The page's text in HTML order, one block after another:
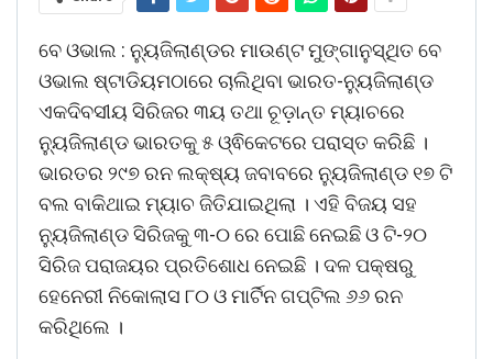
ବେ ଓଭାଲ : ନ୍ୟୁଜିଲାଣ୍ଡର ମାଉଣ୍ଟ ମୁଙ୍ଗାନୁସ୍ଥିତ ବେ
ଓଭାଲ ଷ୍ଟାଡିୟମଠାରେ ଚାଲିଥିବା ଭାରତ-ନ୍ୟୁଜିଲାଣ୍ଡ
ଏକଦିବସୀୟ ସିରିଜର ୩ୟ ତଥା ଚୂଡ଼ାନ୍ତ ମ୍ୟାଚରେ
ନ୍ୟୁଜିଲାଣ୍ଡ ଭାରତକୁ ୫ ଓ୍ଵିକେଟରେ ପରାସ୍ତ କରିଛି ।
ଭାରତର ୨୯୭ ରନ ଲକ୍ଷ୍ୟ ଜବାବରେ ନ୍ୟୁଜିଲାଣ୍ଡ ୧୭ ଟି
ବଲ ବାକିଥାଇ ମ୍ୟାଚ ଜିତିଯାଇଥିଲା । ଏହି ବିଜୟ ସହ
ନ୍ୟୁଜିଲାଣ୍ଡ ସିରିଜକୁ ୩-୦ ରେ ପୋଛି ନେଇଛି ଓ ଟି-୨୦
ସିରିଜ ପରାଜୟର ପ୍ରତିଶୋଧ ନେଇଛି । ଦଳ ପକ୍ଷରୁ
ହେନେରୀ ନିକୋଲାସ ୮୦ ଓ ମାର୍ଟିନ ଗପ୍ଟିଲ ୬୬ ରନ
କରିଥିଲେ ।